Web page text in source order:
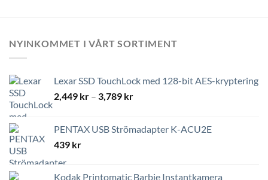
NYINKOMMET I VÅRT SORTIMENT
Lexar SSD TouchLock med 128-bit AES-kryptering
2,449 kr – 3,789 krPrisintervall:
3,789 kr
PENTAX USB Strömadapter K-ACU2E
439 kr
Kodak Printomatic Barbie Instantkamera